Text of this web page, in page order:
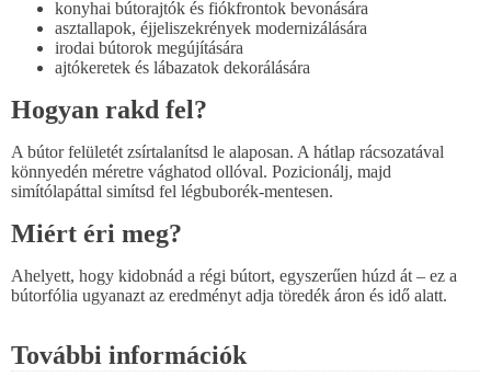
konyhai bútorajtók és fiókfrontok bevonására
asztallapok, éjjeliszekrények modernizálására
irodai bútorok megújítására
ajtókeretek és lábazatok dekorálására
Hogyan rakd fel?
A bútor felületét zsírtalanítsd le alaposan. A hátlap rácsozatával
könnyedén méretre vághatod ollóval. Pozicionálj, majd
simítólapáttal simítsd fel légbuborék-mentesen.
Miért éri meg?
Ahelyett, hogy kidobnád a régi bútort, egyszerűen húzd át – ez a
bútorfólia ugyanazt az eredményt adja töredék áron és idő alatt.
További információk